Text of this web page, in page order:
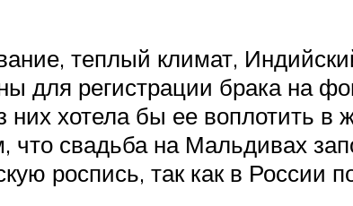
теплый климат,
для регистрации брака на
них хотела бы ее воплотить
что свадьба на Мальдивах
роспись, так как в России